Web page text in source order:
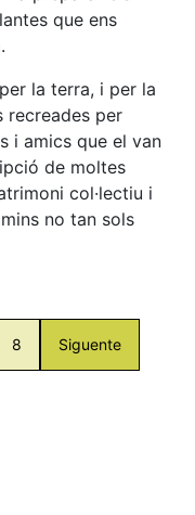
que ens
la terra, i per la
recreades per
i amics que el van
de moltes
col·lectiu i
no tan sols
8 Siguente